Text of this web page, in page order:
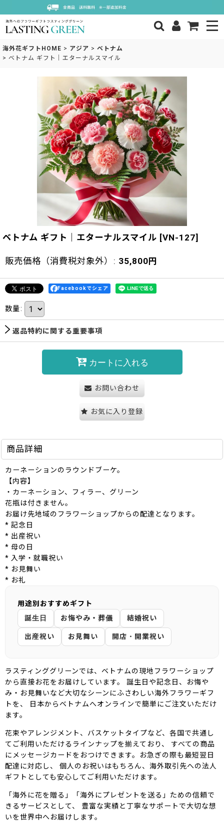
海外花ギフトHOME > アジア > ベトナム
> ベトナム ギフト｜エターナルスマイル
ベトナム ギフト｜エターナルスマイル [VN-127]
販売価格（消費税対象外） : 35,800 円
Facebookでシェア
数量:
返品特約に関する重要事項
カートに入れる
お問い合わせ
お気に入り登録
商品詳細
カーネーションのラウンドブーケ。
【内容】
・カーネーション、フィラー、グリーン
花瓶は付きません。
お届け先地域のフラワーショップからの配達となります。
* 記念日
* 出産祝い
* 母の日
* 入学・就職祝い
* お見舞い
* お礼
用途別おすすめギフト
誕生日
お悔やみ・葬儀
結婚祝い
出産祝い
お見舞い 開店・開業祝い
ラスティンググリーンでは、ベトナムの現地フラワーショップ
から直接お花をお届けしています。 誕生日や記念日、お悔や
み・お見舞いなど大切なシーンにふさわしい海外フラワーギフ
トを、 日本からベトナムへオンラインで簡単にご注文いただけ
ます。
花束やアレンジメント、バスケットタイプなど、各国で共通し
てご利用いただけるラインナップを揃えており、 すべての商品
にメッセージカードをおつけできます。お急ぎの際も最短翌日
配達に対応し、 個人のお祝いはもちろん、海外取引先への法人
ギフトとしても安心してご利用いただけます。
「海外に花を贈る」「海外にプレゼントを送る」ための信頼で
きるサービスとして、 豊富な実績と丁寧なサポートで大切な想
いを世界中へお届けします。